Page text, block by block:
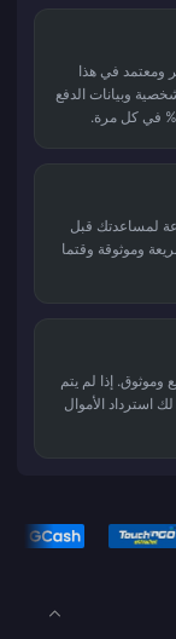
ومعتمد في هذا
وبيانات الدفع
لمساعدتك قبل
وموثوقة وقتما
وموثوق. إذا لم يتم
استرداد الأموال